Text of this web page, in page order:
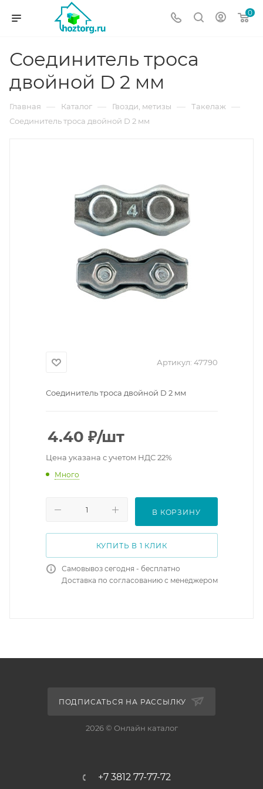
0
Соединитель троса
двойной D 2 мм
Главная — Каталог — Гвозди, метизы — Такелаж —
Соединитель троса двойной D 2 мм
Артикул: 47790
Соединитель троса двойной D 2 мм
4.40 ₽/шт
Цена указана с учетом НДС 22%
Много
В КОРЗИНУ
КУПИТЬ В 1 КЛИК
Самовывоз сегодня - бесплатно
Доставка по согласованию с менеджером
ПОДПИСАТЬСЯ НА РАССЫЛКУ
2026 © Онлайн каталог
+7 3812 77-77-72